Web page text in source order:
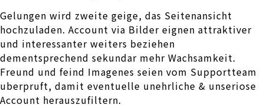
Gelungen wird zweite geige, das Seitenansicht
hochzuladen. Account via Bilder eignen attraktiver
und interessanter weiters beziehen
dementsprechend sekundar mehr Wachsamkeit.
Freund und feind Imagenes seien vom Supportteam
uberpruft, damit eventuelle unehrliche & unseriose
Account herauszufiltern.